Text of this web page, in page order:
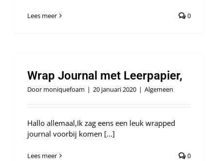
Lees meer 0
Wrap Journal met Leerpapier,
Door moniquefoam | 20 januari 2020 | Algemeen
Hallo allemaal,Ik zag eens een leuk wrapped
journal voorbij komen [...]
Lees meer 0